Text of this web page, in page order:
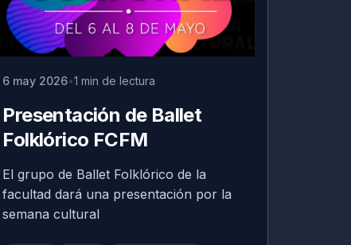
6 may 2026 1 min de lectura
Presentación de Ballet
Folklórico FCFM
El grupo de Ballet Folklórico de la
facultad dará una presentación por la
semana cultural